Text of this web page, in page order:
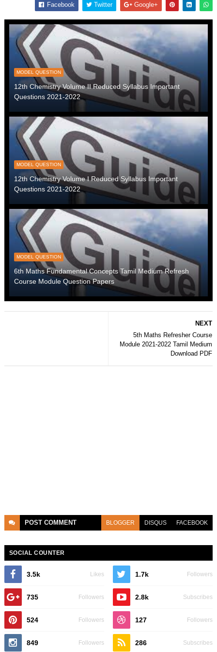
Facebook Twitter Google+
MODEL QUESTION
12th Chemistry Volume II Reduced Syllabus Important
Questions 2021-2022
MODEL QUESTION
12th Chemistry Volume I Reduced Syllabus Important
Questions 2021-2022
MODEL QUESTION
6th Maths Fundamental Concepts Tamil Medium Refresh
Course Module Question Papers
NEXT
5th Maths Refresher Course
Module 2021-2022 Tamil Medium
Download PDF
POST COMMENT BLOGGER DISQUS FACEBOOK
SOCIAL COUNTER
3.5k Likes 1.7k Followers
735 Followers 2.8k Subscribes
524 Followers 127 Followers
849 Followers 286 Subscribes